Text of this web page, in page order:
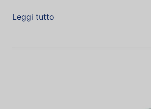
Leggi tutto